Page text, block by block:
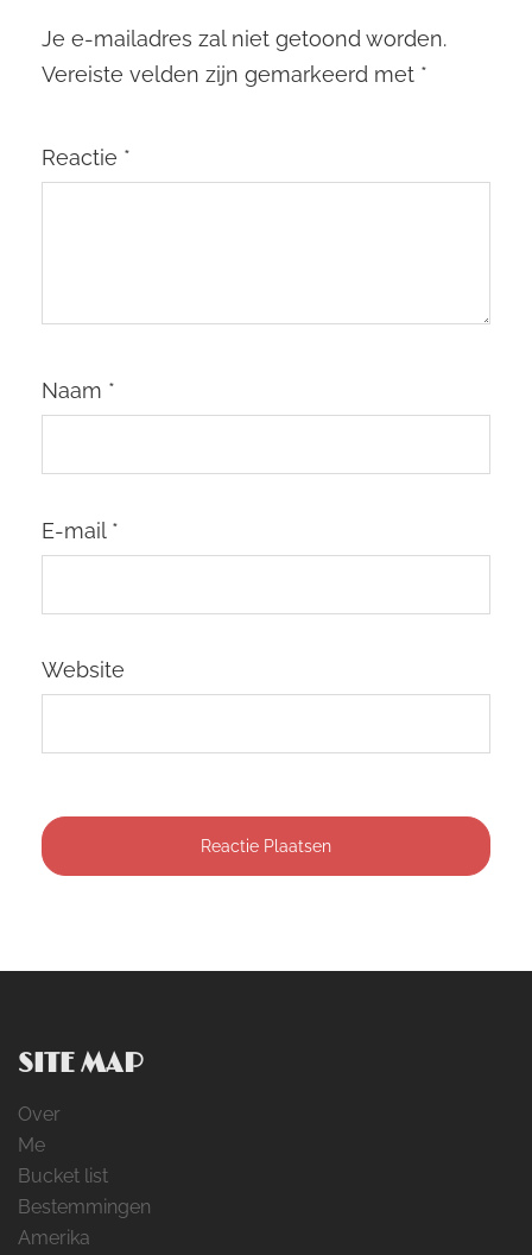
Je e-mailadres zal niet getoond worden.
Vereiste velden zijn gemarkeerd met *
Reactie *
Naam *
E-mail *
Website
SITE MAP
Over
Me
Bucket list
Bestemmingen
Amerika